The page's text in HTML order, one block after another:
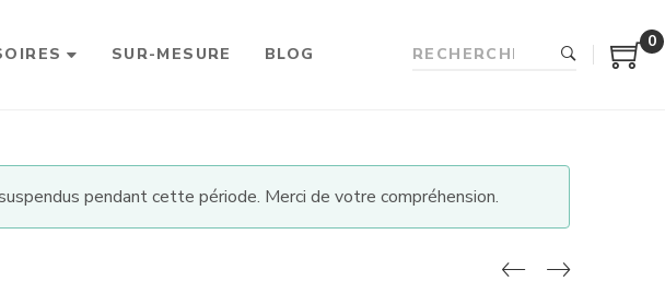
SUR-MESURE BLOG
0
pendant cette période. Merci de votre compréhension.